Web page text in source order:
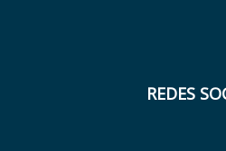
REDES